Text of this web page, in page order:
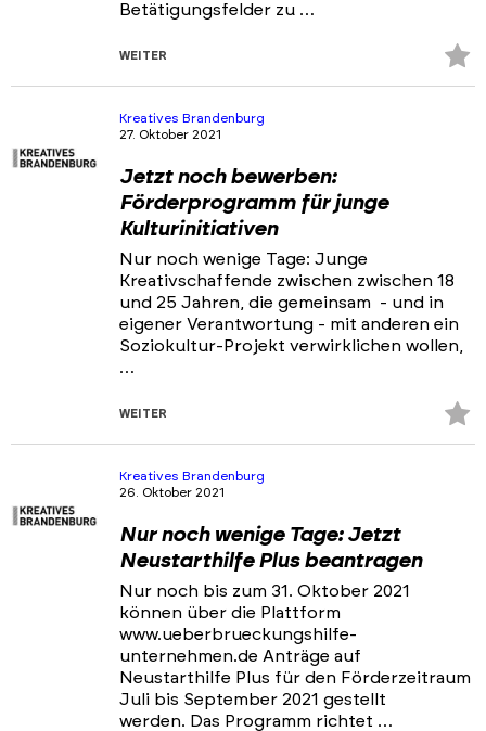
Betätigungsfelder zu …
WEITER
Kreatives Brandenburg
27. Oktober 2021
Jetzt noch bewerben:
Förderprogramm für junge
Kulturinitiativen
Nur noch wenige Tage: Junge
Kreativschaffende zwischen zwischen 18
und 25 Jahren, die gemeinsam - und in
eigener Verantwortung - mit anderen ein
Soziokultur-Projekt verwirklichen wollen,
…
WEITER
Kreatives Brandenburg
26. Oktober 2021
Nur noch wenige Tage: Jetzt
Neustarthilfe Plus beantragen
Nur noch bis zum 31. Oktober 2021
können über die Plattform
www.ueberbrueckungshilfe-
unternehmen.de Anträge auf
Neustarthilfe Plus für den Förderzeitraum
Juli bis September 2021 gestellt
werden. Das Programm richtet …